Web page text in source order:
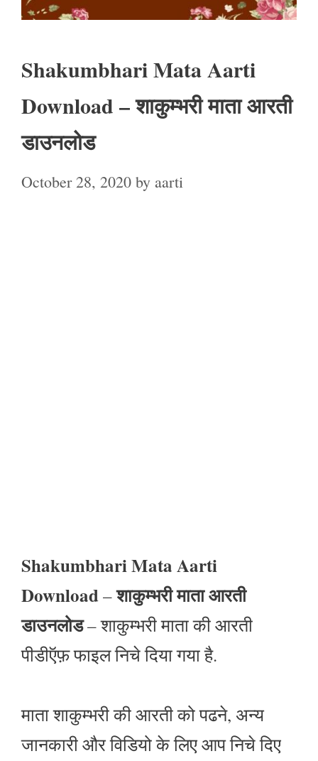
Shakumbhari Mata Aarti
Download – शाकुम्भरी माता आरती
डाउनलोड
October 28, 2020 by aarti
Shakumbhari Mata Aarti
Download–शाकुम्भरी माता आरती
डाउनलोड– शाकुम्भरी माता की आरती
पीडीऍफ़ फाइल निचे दिया गया है.
माता शाकुम्भरी की आरती को पढने, अन्य
जानकारी और विडियो के लिए आप निचे दिए